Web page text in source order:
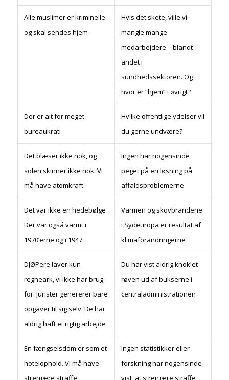
Alle muslimer er kriminelle
og skal sendes hjem
Hvis det skete, ville vi
mangle mange
medarbejdere – blandt
andet i
sundhedssektoren. Og
hvor er “hjem” i øvrigt?
Der er alt for meget
bureaukrati
Hvilke offentlige ydelser vil
du gerne undvære?
Det blæser ikke nok, og
solen skinner ikke nok. Vi
må have atomkraft
Ingen har nogensinde
peget på en løsning på
affaldsproblemerne
Det var ikke en hedebølge
Der var også varmt i
1970’erne og i 1947
Varmen og skovbrandene
i Sydeuropa er resultat af
klimaforandringerne
DJØF’ere laver kun
regneark, vi ikke har brug
for. Jurister genererer bare
opgaver til sig selv. De har
aldrig haft et rigtig arbejde
Du har vist aldrig knoklet
røven ud af bukserne i
centraladministrationen
En fængselsdom er som et
hotelophold. Vi må have
strengere straffe
Ingen statistikker eller
forskning har nogensinde
vist, at strengere straffe